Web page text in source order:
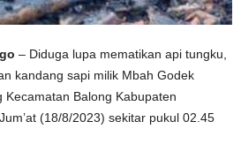
– Diduga lupa mematikan api tungku,
kandang sapi milik Mbah Godek
Balong Kabupaten
(18/8/2023) sekitar pukul 02.45